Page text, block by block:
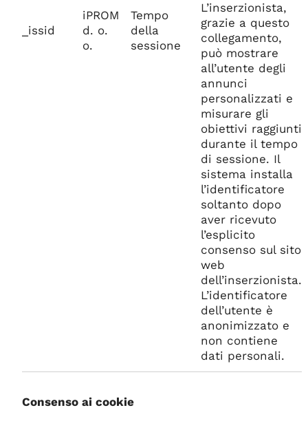
_issid
iPROM
d. o.
o.
Tempo
della
sessione
L’inserzionista,
grazie a questo
collegamento,
può mostrare
all’utente degli
annunci
personalizzati e
misurare gli
obiettivi raggiunti
durante il tempo
di sessione. Il
sistema installa
l’identificatore
soltanto dopo
aver ricevuto
l’esplicito
consenso sul sito
web
dell’inserzionista.
L’identificatore
dell’utente è
anonimizzato e
non contiene
dati personali.
Consenso ai cookie